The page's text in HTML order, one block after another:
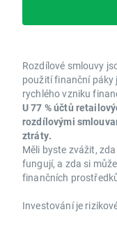
Rozdílové smlouvy
použití finanční páky
rychlého vzniku
U 77 % účtů
rozdílovými
ztráty.
Měli byste zvážit,
fungují, a zda si
finančních
Investování je